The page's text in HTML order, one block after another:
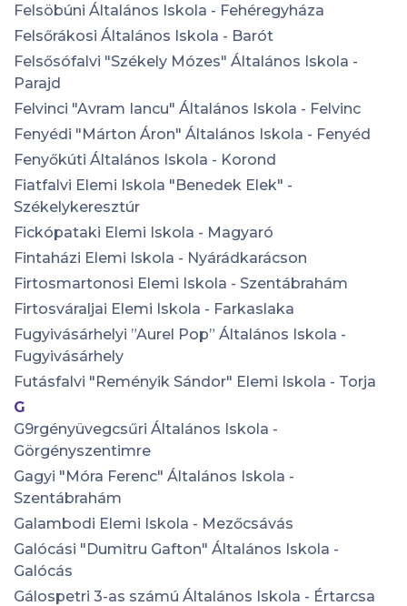
Felsöbúni Általános Iskola - Fehéregyháza
Felsőrákosi Általános Iskola - Barót
Felsősófalvi "Székely Mózes" Általános Iskola -
Parajd
Felvinci "Avram Iancu" Általános Iskola - Felvinc
Fenyédi "Márton Áron" Általános Iskola - Fenyéd
Fenyőkúti Általános Iskola - Korond
Fiatfalvi Elemi Iskola "Benedek Elek" -
Székelykeresztúr
Fickópataki Elemi Iskola - Magyaró
Fintaházi Elemi Iskola - Nyárádkarácson
Firtosmartonosi Elemi Iskola - Szentábrahám
Firtosváraljai Elemi Iskola - Farkaslaka
Fugyivásárhelyi ”Aurel Pop” Általános Iskola -
Fugyivásárhely
Futásfalvi "Reményik Sándor" Elemi Iskola - Torja
G
G9rgényüvegcsűri Általános Iskola -
Görgényszentimre
Gagyi "Móra Ferenc" Általános Iskola -
Szentábrahám
Galambodi Elemi Iskola - Mezőcsávás
Galócási "Dumitru Gafton" Általános Iskola -
Galócás
Gálospetri 3-as számú Általános Iskola - Értarcsa